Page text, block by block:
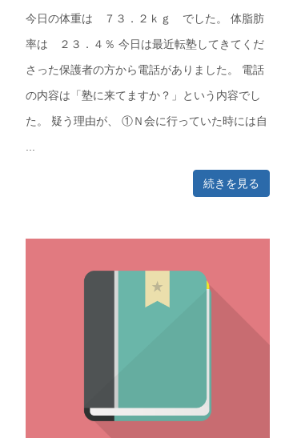
今日の体重は ７３．２ｋｇ でした。 体脂肪
率は ２３．４％ 今日は最近転塾してきてくだ
さった保護者の方から電話がありました。 電話
の内容は「塾に来てますか？」という内容でし
た。 疑う理由が、 ①Ｎ会に行っていた時には自
...
続きを見る